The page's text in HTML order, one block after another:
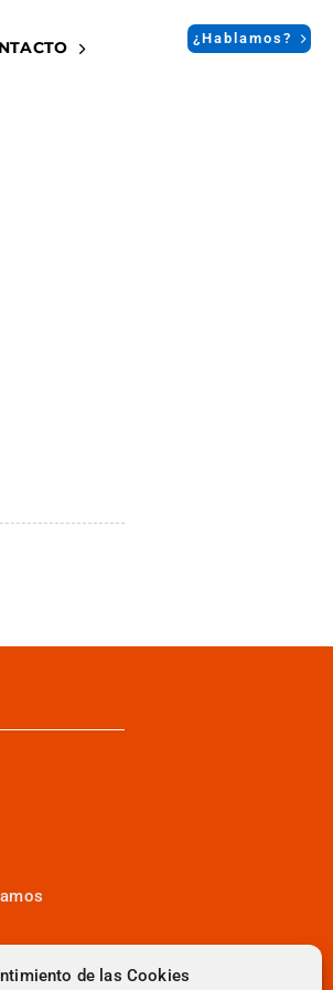
de las Cookies
¿Hablamos?